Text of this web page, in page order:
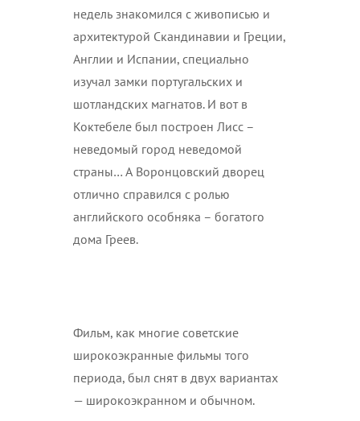
недель знакомился с живописью и
архитектурой Скандинавии и Греции,
Англии и Испании, специально
изучал замки португальских и
шотландских магнатов. И вот в
Коктебеле был построен Лисс –
неведомый город неведомой
страны… А Воронцовский дворец
отлично справился с ролью
английского особняка – богатого
дома Греев.
Фильм, как многие советские
широкоэкранные фильмы того
периода, был снят в двух вариантах
— широкоэкранном и обычном.